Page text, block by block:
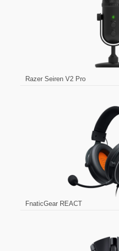
Razer Seiren V2 Pro
FnaticGear REACT